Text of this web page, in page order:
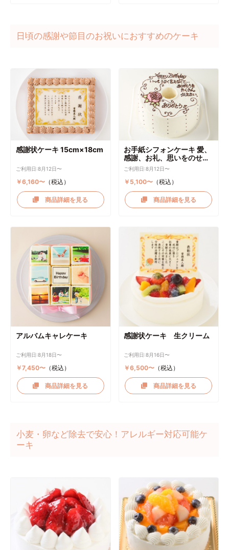
日頃の感謝や節目のお祝いにおすすめのケーキ
感謝状ケーキ 15cm×18cm
ご利用日:8月12日〜
￥6,160〜（税込）
商品詳細を見る
お手紙シフォンケーキ 愛、
感謝、お礼、思いをのせて
直径17cm
ご利用日:8月12日〜
￥5,100〜 （税込）
商品詳細を見る
アルバムキャレケーキ
ご利用日:8月18日〜
￥7,450〜（税込）
商品詳細を見る
感謝状ケーキ 生クリーム
ご利用日:8月16日〜
￥6,500〜 （税込）
商品詳細を見る
小麦・卵など除去で安心！アレルギー対応可能ケ
ーキ